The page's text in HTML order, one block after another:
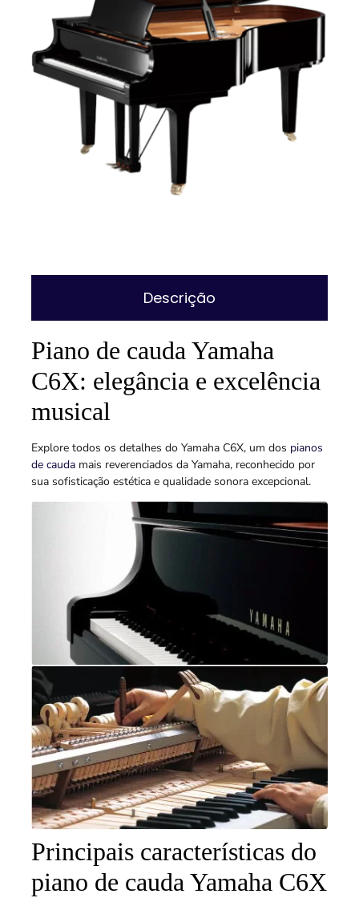
Descrição
Piano de cauda Yamaha
C6X: elegância e excelência
musical
Explore todos os detalhes do Yamaha C6X, um dos pianos
de cauda mais reverenciados da Yamaha, reconhecido por
sua sofisticação estética e qualidade sonora excepcional.
Principais características do
piano de cauda Yamaha C6X